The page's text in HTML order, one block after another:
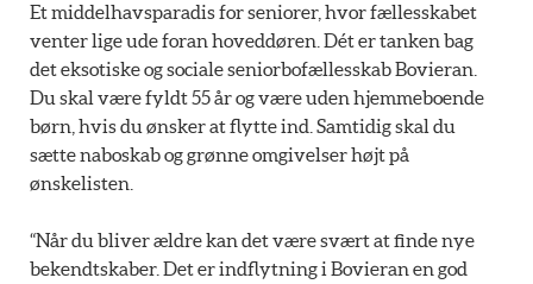
Et middelhavsparadis for seniorer, hvor fællesskabet
venter lige ude foran hoveddøren. Dét er tanken bag
det eksotiske og sociale seniorbofællesskab Bovieran.
Du skal være fyldt 55 år og være uden hjemmeboende
børn, hvis du ønsker at flytte ind. Samtidig skal du
sætte naboskab og grønne omgivelser højt på
ønskelisten.
“Når du bliver ældre kan det være svært at finde nye
bekendtskaber. Det er indflytning i Bovieran en god